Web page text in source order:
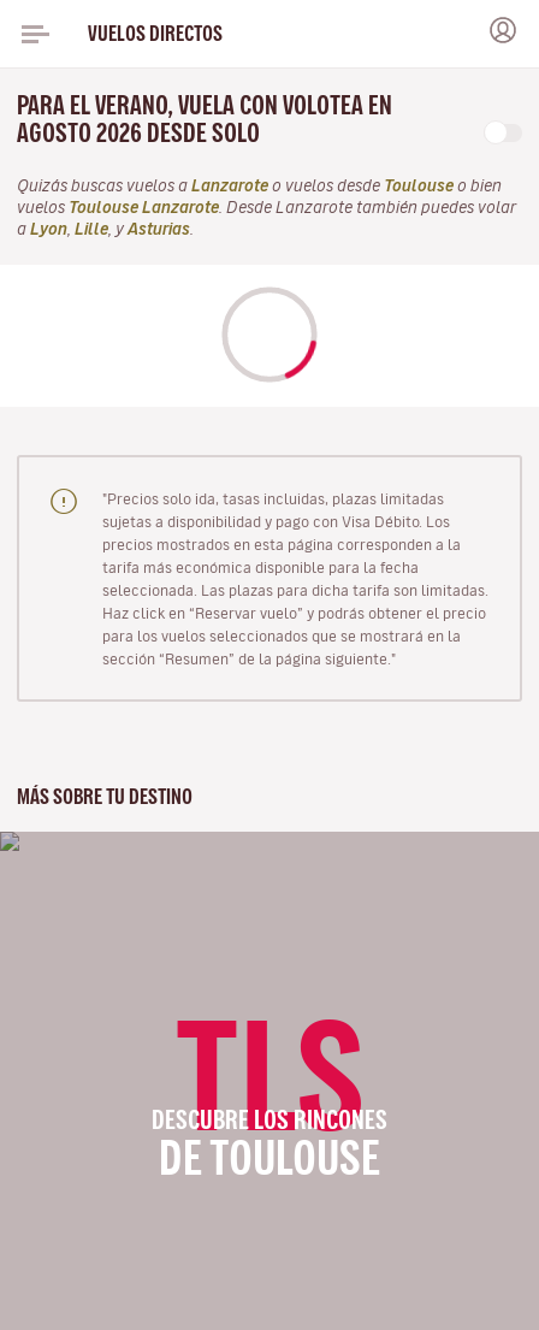
VUELOS DIRECTOS
PARA EL VERANO, VUELA CON VOLOTEA EN
AGOSTO 2026 DESDE SOLO
Quizás buscas vuelos a Lanzarote o vuelos desde Toulouse o bien
vuelos Toulouse Lanzarote . Desde Lanzarote también puedes volar
a Lyon Lille , y Asturias
"Precios solo ida, tasas incluidas, plazas limitadas
sujetas a disponibilidad y pago con Visa Débito. Los
precios mostrados en esta página corresponden a la
tarifa más económica disponible para la fecha
seleccionada. Las plazas para dicha tarifa son limitadas.
Haz click en “Reservar vuelo” y podrás obtener el precio
para los vuelos seleccionados que se mostrará en la
sección “Resumen” de la página siguiente."
MÁS SOBRE TU DESTINO
TLS
DESCUBRE LOS RINCONES
DE TOULOUSE